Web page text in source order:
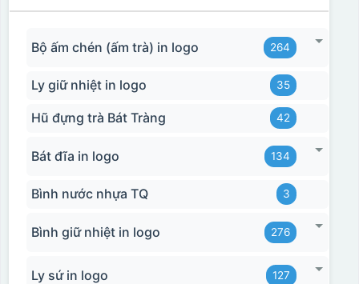
Bộ ấm chén (ấm trà) in logo 264
Ly giữ nhiệt in logo 35
Hũ đựng trà Bát Tràng 42
Bát đĩa in logo 134
Bình nước nhựa TQ 3
Bình giữ nhiệt in logo 276
Ly sứ in logo 127